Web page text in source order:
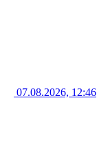
07.08.2026, 12:46